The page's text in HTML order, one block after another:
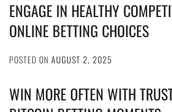
ENGAGE IN HEALTHY
ONLINE BETTING CHOICES
POSTED ON AUGUST 2, 2025
WIN MORE OFTEN WITH